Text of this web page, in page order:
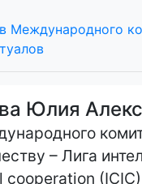
Международного
Юлия
– Лига
cooperation (ICIC)